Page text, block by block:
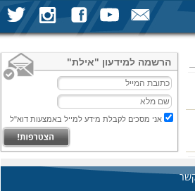
הרשמה למידעון "אילת"
אני מסכים לקבלת מידע למייל באמצעות דוא"ל